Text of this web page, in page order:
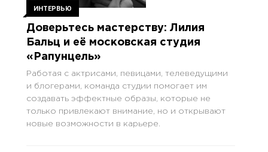
ИНТЕРВЬЮ
Доверьтесь мастерству: Лилия
Бальц и её московская студия
«Рапунцель»
Работая с актрисами, певицами, телеведущими
и блогерами, команда студии помогает им
создавать эффектные образы, которые не
только привлекают внимание, но и открывают
новые возможности в карьере.